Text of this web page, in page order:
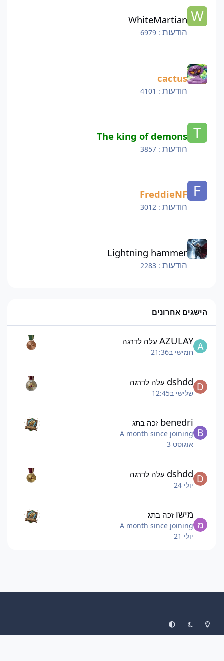
WhiteMartian
הודעות : 6979
cactus
הודעות : 4101
The king of demons
הודעות : 3857
FreddieNF
הודעות : 3012
Lightning hammer
הודעות : 2283
הישגים אחרונים
AZULAY עלה לדרגה
חמישי ב21:36
dshdd עלה לדרגה
שלישי ב12:45
benedri זכה בתג
A month since joining
אוגוסט 3
dshdd עלה לדרגה
יולי 24
מישו זכה בתג
A month since joining
יולי 21
Light Mode
Dark Mode
System Preference